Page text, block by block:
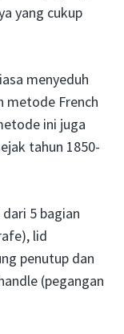
yang cukup
menyeduh
metode French
ini juga
tahun 1850-
5 bagian
lid
penutup dan
(pegangan